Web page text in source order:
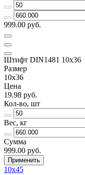
999.00 руб.
Штифт DIN1481 10х36
Размер
10х36
Цена
19.98 руб.
Кол-во, шт
Вес, кг
Сумма
999.00 руб.
Применить
10х45